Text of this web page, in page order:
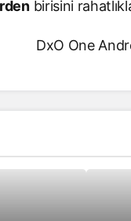
birisini